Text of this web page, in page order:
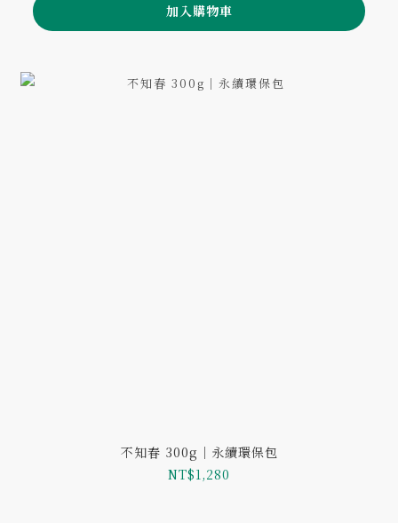
加入購物車
不知春 300g｜永續環保包
NT$1,280